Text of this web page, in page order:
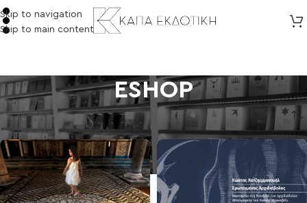
Skip to navigation
Skip to main content
ESHOP
Αρχική σελίδα /eSHOP